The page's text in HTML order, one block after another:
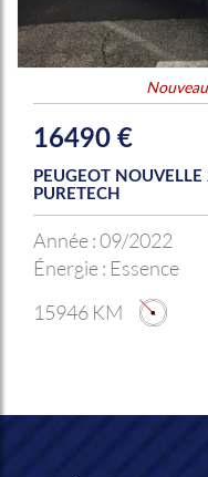
16490 €
PEUGEOT
PURETECH
Année :09/2022
Énergie : Essence
15946 KM